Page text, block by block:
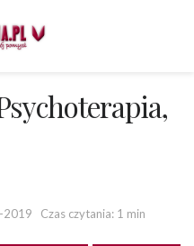
2019 Czas czytania: 1 min